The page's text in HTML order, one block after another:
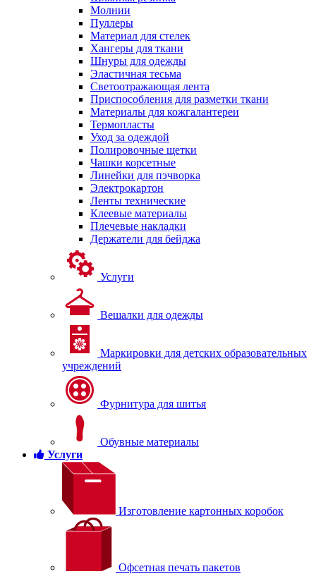
Молнии
Пуллеры
Материал для стелек
Хангеры для ткани
Шнуры для одежды
Эластичная тесьма
Светоотражающая лента
Приспособления для разметки ткани
Материалы для кожгалантереи
Термопласты
Уход за одеждой
Полировочные щетки
Чашки корсетные
Линейки для пэчворка
Электрокартон
Ленты технические
Клеевые материалы
Плечевые накладки
Держатели для бейджа
Услуги
Вешалки для одежды
Маркировки для детских образовательных
учреждений
Фурнитура для шитья
Обувные материалы
Услуги
Изготовление картонных коробок
Офсетная печать пакетов